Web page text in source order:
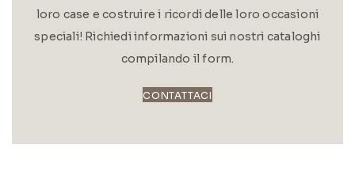
loro case e costruire i ricordi delle loro occasioni
speciali! Richiedi informazioni sui nostri cataloghi
compilando il form.
CONTATTACI